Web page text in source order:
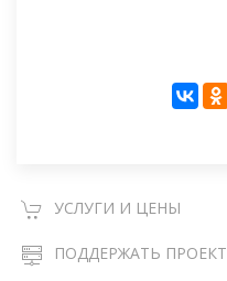
УСЛУГИ И ЦЕНЫ
ПОДДЕРЖАТЬ ПРОЕКТ